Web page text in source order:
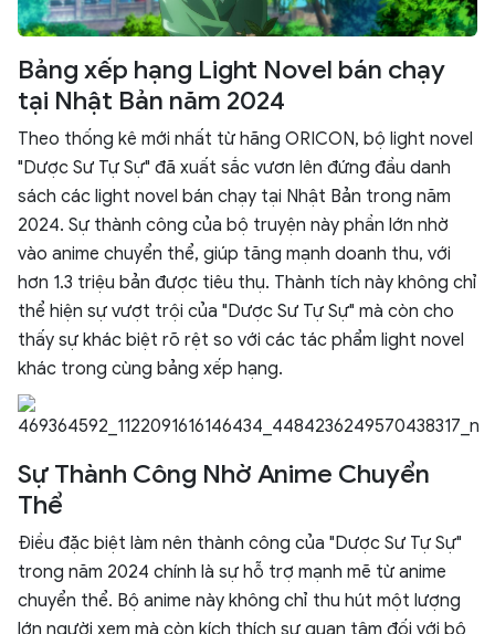
Bảng xếp hạng Light Novel bán chạy
tại Nhật Bản năm 2024
Theo thống kê mới nhất từ hãng ORICON, bộ light novel
"Dược Sư Tự Sự" đã xuất sắc vươn lên đứng đầu danh
sách các light novel bán chạy tại Nhật Bản trong năm
2024. Sự thành công của bộ truyện này phần lớn nhờ
vào anime chuyển thể, giúp tăng mạnh doanh thu, với
hơn 1.3 triệu bản được tiêu thụ. Thành tích này không chỉ
thể hiện sự vượt trội của "Dược Sư Tự Sự" mà còn cho
thấy sự khác biệt rõ rệt so với các tác phẩm light novel
khác trong cùng bảng xếp hạng.
Sự Thành Công Nhờ Anime Chuyển
Thể
Điều đặc biệt làm nên thành công của "Dược Sư Tự Sự"
trong năm 2024 chính là sự hỗ trợ mạnh mẽ từ anime
chuyển thể. Bộ anime này không chỉ thu hút một lượng
lớn người xem mà còn kích thích sự quan tâm đối với bộ